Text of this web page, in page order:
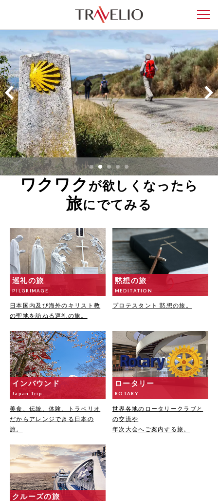
ワクワク が欲しくなったら
旅にでてみる
巡礼の旅
PILGRIMAGE
日本国内及び海外のキリスト教
の聖地を訪ねる巡礼の旅。
黙想の旅
MEDITATION
プロテスタント 黙想の旅。
インバウンド
Japan Trip
美食、伝統、体験。トラベリオ
だからアレンジできる日本の
旅。
ロータリー
ROTARY
世界各地のロータリークラブと
の交流や
年次大会へご案内する旅。
クルーズの旅